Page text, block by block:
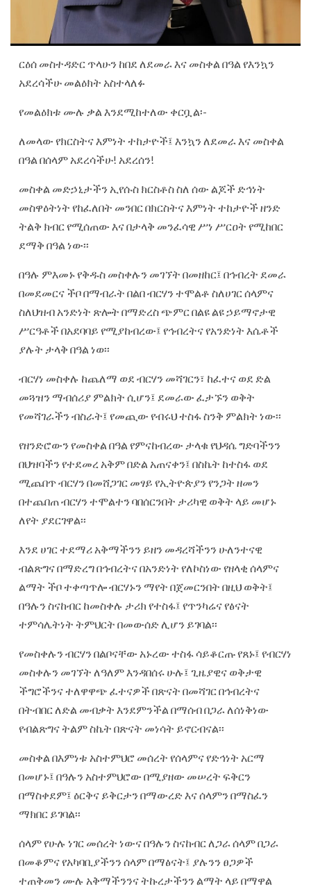
ርዕሰ መስተዳድር ጥላሁን ከበደ ለደመራ እና መስቀል በዓል የእንኳን
አደረሳችሁ መልዕክት አስተላለፉ
የመልዕክቱ ሙሉ ቃል እንደሚከተለው ቀርቧል፡-
ለመላው የክርስትና እምነት ተከታዮች፤ እንኳን ለደመራ እና መስቀል
በዓል በሰላም አደረሳችሁ! አደረሰን!
መስቀል መድኃኒታችን ኢየሱስ ክርስቶስ ስለ ሰው ልጆች ድኅነት
መስዋዕትነት የከፈለበት መንበር በክርስትና እምነት ተከታዮች ዘንድ
ትልቅ ክብር የሚሰጠው እና በታላቅ መንፈሳዊ ሥነ ሥርዐት የሚከበር
ደማቅ በዓል ነው፡፡
በዓሉ ምእመኑ የቅዱስ መስቀሉን መገኘት በመዘከር፤ በኅብረት ደመራ
በመደመርና ችቦ በማብራት በልበ ብርሃን ተሞልቶ ስለሀገር ሰላምና
ስለህዝብ አንድነት ጽሎት በማድረስ ጭምር በልዩ ልዩ ኃይማኖታዊ
ሥርዓቶች በአደባባይ የሚያከብረው፤ የኅብረትና የአንድነት እሴቶች
ያሉት ታላቅ በዓል ነወ፡፡
ብርሃነ መስቀሉ ከጨለማ ወደ ብርሃን መሻገርን፣ ከፈተና ወደ ድል
መጓዝን ማብሰሪያ ምልክት ሲሆን፤ ደመራው ፈታኙን ወቅት
የመሻገራችን ብስራት፤ የመጪው የብሩህ ተስፋ ስንቅ ምልክት ነው፡፡
የዘንድሮውን የመስቀል በዓል የምናከብረው ታላቁ የህዳሴ ግድባችንን
በህዝባችን የተደመረ አቅም በድል አጠናቀን፤ በስኬት ከተስፋ ወደ
ሚጨበጥ ብርሃን በመሸጋገር መፃይ የኢትዮጵያን የንጋት ዘመን
በተጨበጠ ብርሃን ተሞልተን ባበሰርንበት ታሪካዊ ወቅት ላይ መሆኑ
ለየት ያደርገዋል፡፡
እንደ ሀገር ተደማሪ አቅማችንን ይዘን መዳረሻችንን ሁለንተናዊ
ብልጽግና በማድረግ በኅብረትና በአንድነት የለኮስነው የዘላቂ ሰላምና
ልማት ችቦ ተቀጣጥሎ ብርሃኑን ማየት በጀመርንበት በዚህ ወቅት፤
በዓሉን ስናከብር ከመስቀሉ ታሪክ የተስፋ፤ የጥንካሬና የፅናት
ተምሳሌትነት ትምህርት በመውሰድ ሊሆን ይገባል፡፡
የመስቀሉን ብርሃን በልቦናቸው አኑረው ተስፋ ሳይቆርጡ የጸኑ፤ የብርሃነ
መስቀሉን መገኘት ለዓለም እንዳበሰሩ ሁሉ፤ ጊዜያዊና ወቅታዊ
ችግሮችንና ተለዋዋጭ ፈተናዎች በጽናት በመሻገር በኅብረትና
በትብበር ለድል መብቃት እንደምንችል በማሰብ በጋራ ለሰነቅነው
የብልጽግና ትልም ስኬት በጽናት መነሳት ይኖርብናል፡፡
መስቀል በእምነቱ አስተምህሮ መሰረት የሰላምና የድኅነት አርማ
በመሆኑ፤ በዓሉን አስተምህሮው በሚያዘው መሠረት ፍቅርን
በማስቀደም፤ ዕርቅና ይቅርታን በማውረድ እና ሰላምን በማስፈን
ማክበር ይገባል፡፡
ሰላም የሁሉ ነገር መሰረት ነውና በዓሉን ስናከብር ለጋራ ሰላም በጋራ
በመቆምና የአካባቢያችንን ሰላም በማፅናት፤ ያሉንን ፀጋዎች
ተጠቅመን ሙሉ አቅማችንንና ትኩረታችንን ልማት ላይ በማዋል